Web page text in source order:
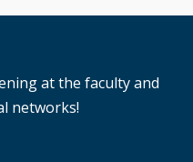
at the faculty and
networks!